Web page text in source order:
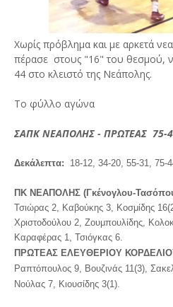
Χωρίς πρόβλημα και με αρκετά
πέρασε στους "16" του θεσμού,
44 στο κλειστό της Νεάπολης.
Το φύλλο αγώνα
ΣΑΠΚ ΝΕΑΠΟΛΗΣ - ΠΡΩΤΕΑΣ 75-
Δεκάλεπτα: 18-12, 34-20, 55-31, 75-
ΠΚ ΝΕΑΠΟΛΗΣ (Γκένογλου-
Τσιώρας 2, Καβούκης 3, Κοσμίδης
Χριστοδούλου 2, Ζουμπουλίδης,
Καραφέρας 1, Τσιόγκας 6.
ΠΡΩΤΕΑΣ ΕΛΕΥΘΕΡΙΟΥ
Ραπτόπουλος 9, Βουζινάς 11(3),
Νούλας 7, Κιουσίδης 3(1).